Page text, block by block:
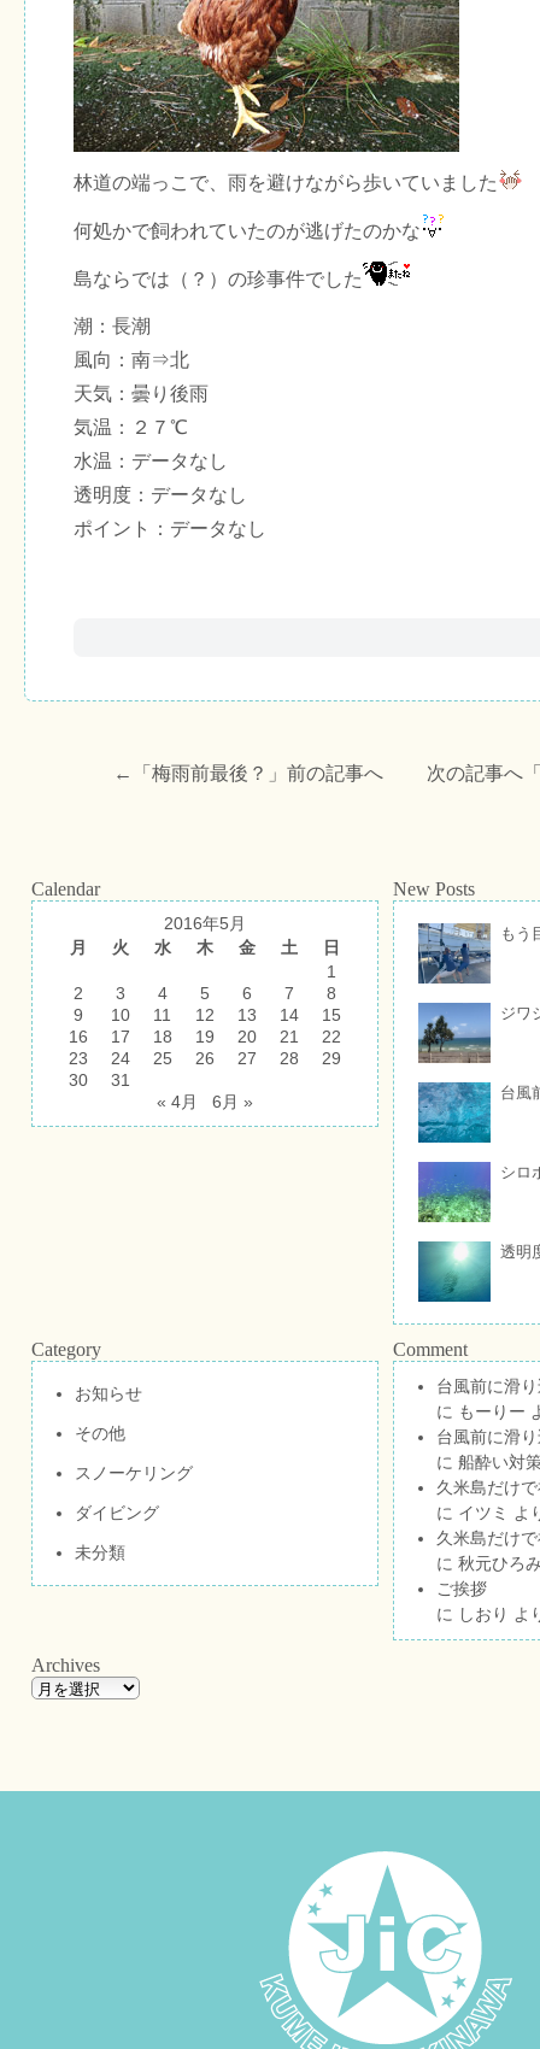
林道の端っこで、雨を避けながら歩いていました
何処かで飼われていたのが逃げたのかな
島ならでは（？）の珍事件でした
潮：長潮
風向：南⇒北
天気：曇り後雨
気温：２７℃
水温：データなし
透明度：データなし
ポイント：データなし
←「 梅雨前最後？ 」前の記事へ 次の記事へ
Calendar
2016年5月
月
火 水 木 金 土
日
1
2
3 4 5 6 7
8
9
10 11 12 13 14
15
16
17 18 19 20 21
22
23
24 25 26 27 28
29
30
31
« 4月
6月 »
New Posts
もう
ジワ
台風
シロ
透明
Category
お知らせ
その他
スノーケリング
ダイビング
未分類
Comment
台風前に滑
に もーりー
台風前に滑
に 船酔い対
久米島だけ
に イツミ
よ
久米島だけ
に 秋元ひろ
ご挨拶
に しおり よ
Archives